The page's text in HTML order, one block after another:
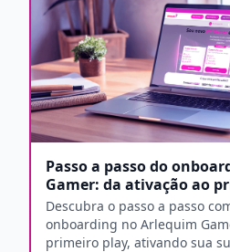
Passo a passo do
Gamer: da ativação ao
Descubra o passo a passo
onboarding no Arlequim
primeiro play, ativando sua